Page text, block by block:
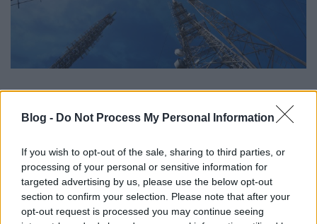
Blog - Do Not Process My Personal Information
If you wish to opt-out of the sale, sharing to third parties, or
processing of your personal or sensitive information for
targeted advertising by us, please use the below opt-out
section to confirm your selection. Please note that after your
opt-out request is processed you may continue seeing
A megállapodás értelmében a közösen kialakított
kiépítési terv alapján - Budapest kivételével - a
Telenor a Dunántúlon, a Telekom az ország
üzemelteti a 800 MHz-es 4G hálózatot, így 2015
végéig 800-800, vagyis összesen 1600 bázisállomást
telepítenek, illetve működtetnek. A bázisállomások
közös üzemeltetése várhatóan rövidesen
megkezdődik. A megállapodás részeként a